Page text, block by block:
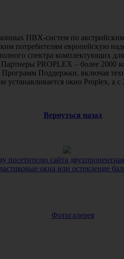
ПВХ-систем по
потребителям европейскую
спектра комплектующих
PROPLEX – более 2000
Программ Поддержки, включая
окно Proplex, а
Вернуться назад
посетителю сайта
окна или остекление
Фотогалерея